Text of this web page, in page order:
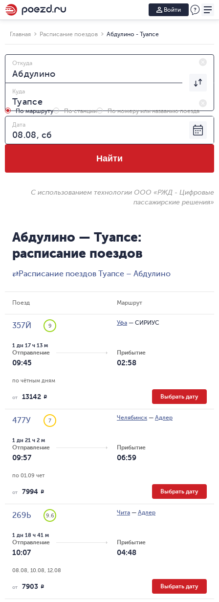
Войти
Главная Расписание поездов Абдулино - Туапсе
Откуда
Куда
По маршруту По станции
По номеру или названию поезда
Дата
Найти
С использованием технологии ООО «РЖД - Цифровые
пассажирские решения»
Абдулино — Туапсе:
расписание поездов
⇄Расписание поездов Туапсе – Абдулино
Поезд Маршрут
357Й 9 Уфа — СИРИУС
Отправление
09:45
1 дн 17 ч 13 м
Прибытие
02:58
по чётным дням
от 13142 R Выбрать дату
477У 7 Челябинск — Адлер
Отправление
09:57
1 дн 21 ч 2 м
Прибытие
06:59
по 01.09 чет
от 7994 R Выбрать дату
269Ь 9.6 Чита — Адлер
Отправление
10:07
1 дн 18 ч 41 м
Прибытие
04:48
08.08, 10.08, 12.08
от 7903 R Выбрать дату